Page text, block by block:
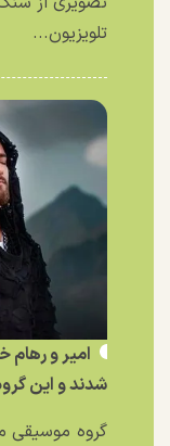
تلویزیون...
امیر و رهام
شدند و این
گروه موسیقی